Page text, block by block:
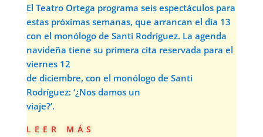
El Teatro Ortega programa seis espectáculos para
estas próximas semanas, que arrancan el día 13
con el monólogo de Santi Rodríguez. La agenda
navideña tiene su primera cita reservada para el
viernes 12
de diciembre, con el monólogo de Santi
Rodríguez: ‘¿Nos damos un
viaje?’.
leer más